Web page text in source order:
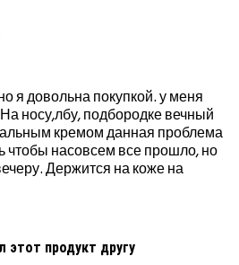
я довольна покупкой. у меня
носу,лбу, подбородке вечный
кремом данная проблема
чтобы насовсем все прошло, но
Держится на коже на
продукт другу